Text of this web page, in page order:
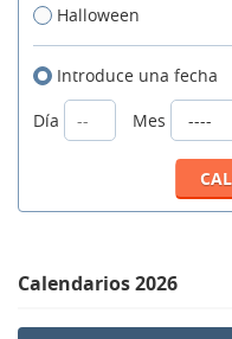
Halloween
Introduce una fecha
Día
Mes
Calendarios 2026